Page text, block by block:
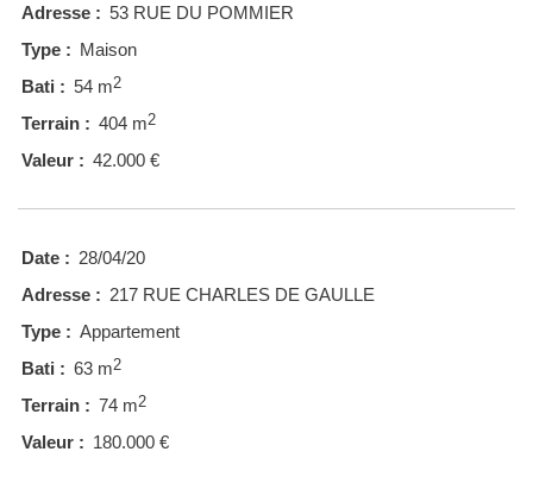
Adresse : 53 RUE DU POMMIER
Type : Maison
Bati : 54 m2
Terrain : 404 m2
Valeur : 42.000 €
Date : 28/04/20
Adresse : 217 RUE CHARLES DE GAULLE
Type : Appartement
Bati : 63 m2
Terrain : 74 m2
Valeur : 180.000 €